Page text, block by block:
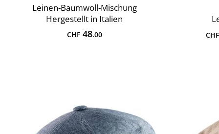
Leinen-Baumwoll-Mischung
Hergestellt in Italien
CHF48.00 CHF